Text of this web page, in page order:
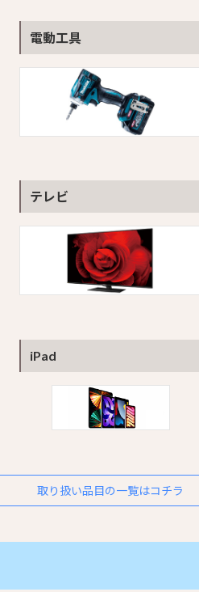
電動工具
テレビ
iPad
取り扱い品目の一覧はコチラ